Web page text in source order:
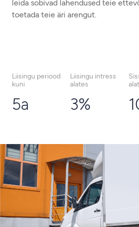
leida sobivad lahendused teie
toetada teie äri arengut.
Liisingu periood
kuni
5a
Liisingu intress
alates
3%